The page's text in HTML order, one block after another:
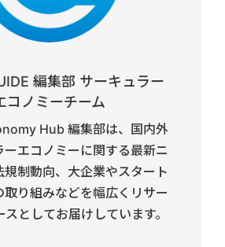
編集部 サーキュラー
コノミーチーム
Hub 編集部は、国内外
ーエコノミーに関する最新ニ
規制動向、大企業やスタート
取り組みなどを幅広くリサー
としてお届けしています。